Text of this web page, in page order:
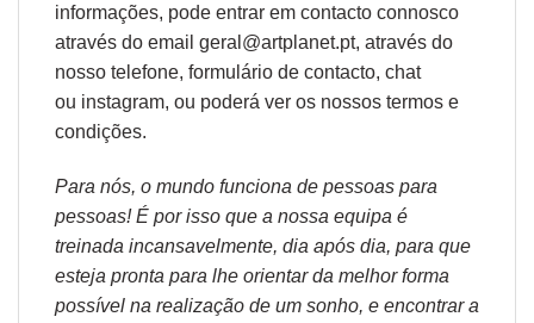
informações, pode entrar em contacto connosco
através do email geral@artplanet.pt, através do
nosso telefone, formulário de contacto, chat
ou instagram, ou poderá ver os nossos termos e
condições.
Para nós, o mundo funciona de pessoas para
pessoas! É por isso que a nossa equipa é
treinada incansavelmente, dia após dia, para que
esteja pronta para lhe orientar da melhor forma
possível na realização de um sonho, e encontrar a